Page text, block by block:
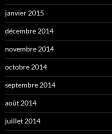
janvier 2015
décembre 2014
novembre 2014
octobre 2014
septembre 2014
août 2014
juillet 2014